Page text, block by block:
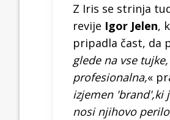
Z Iris se strinja
revije Igor Jelen,
pripadla čast, da
glede na vse
profesionalna,«
izjemen 'brand',ki
nosi njihovo perilo